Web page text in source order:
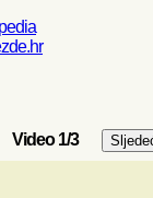
Video1/3